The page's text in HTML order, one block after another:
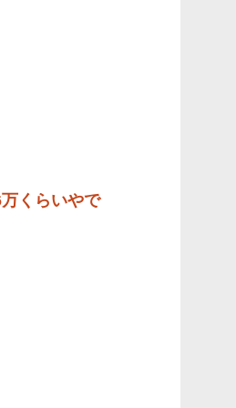
くらいやで